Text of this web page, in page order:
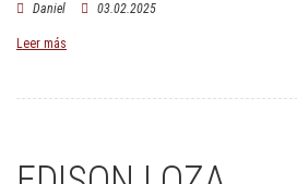
Daniel 03.02.2025
Leer más